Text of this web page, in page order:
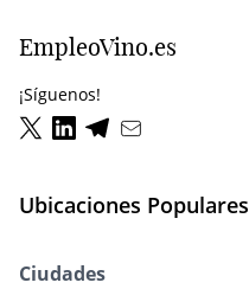
EmpleoVino.es
¡Síguenos!
Ubicaciones Populares
Ciudades